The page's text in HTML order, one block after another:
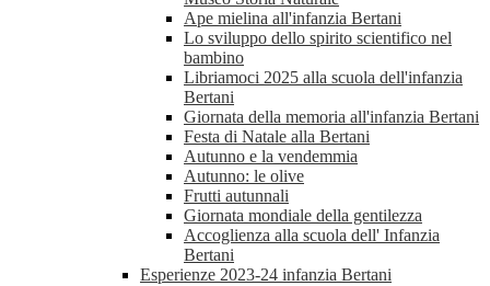
Ape mielina all'infanzia Bertani
Lo sviluppo dello spirito scientifico nel
bambino
Libriamoci 2025 alla scuola dell'infanzia
Bertani
Giornata della memoria all'infanzia Bertani
Festa di Natale alla Bertani
Autunno e la vendemmia
Autunno: le olive
Frutti autunnali
Giornata mondiale della gentilezza
Accoglienza alla scuola dell' Infanzia
Bertani
Esperienze 2023-24 infanzia Bertani